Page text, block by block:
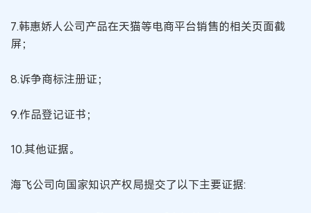
7.韩惠娇人公司产品在天猫等电商平台销售的相关页面截
屏；
8.诉争商标注册证；
9.作品登记证书；
10.其他证据。
海飞公司向国家知识产权局提交了以下主要证据: